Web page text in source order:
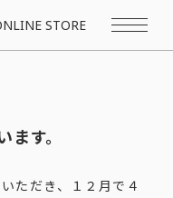
STORE
す。
ただき、１２月で４